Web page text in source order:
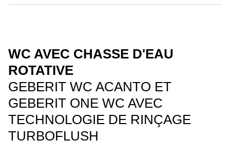
WC AVEC CHASSE D'EAU
ROTATIVE
GEBERIT WC ACANTO ET
GEBERIT ONE WC AVEC
TECHNOLOGIE DE RINÇAGE
TURBOFLUSH